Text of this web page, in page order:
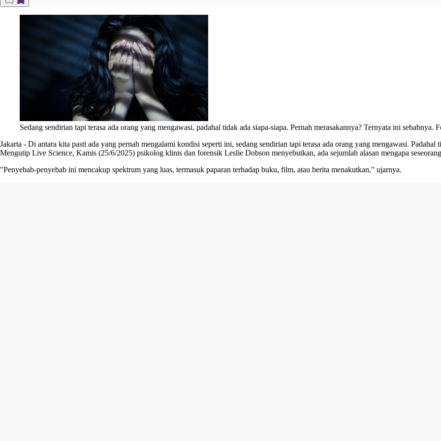
Sedang sendirian tapi terasa ada orang yang mengawasi, padahal tidak ada siapa-siapa. Pernah merasakannya? Ternyata ini
Jakarta - Di antara kita pasti ada yang pernah mengalami kondisi seperti ini, sedang sendirian tapi terasa ada orang yang mengawasi.
Mengutip Live Science, Kamis (25/6/2025) psikolog klinis dan forensik Leslie Dobson menyebutkan, ada sejumlah alasan mengapa
"Penyebab-penyebab ini mencakup spektrum yang luas, termasuk paparan terhadap buku, film, atau berita menakutkan," ujarnya.